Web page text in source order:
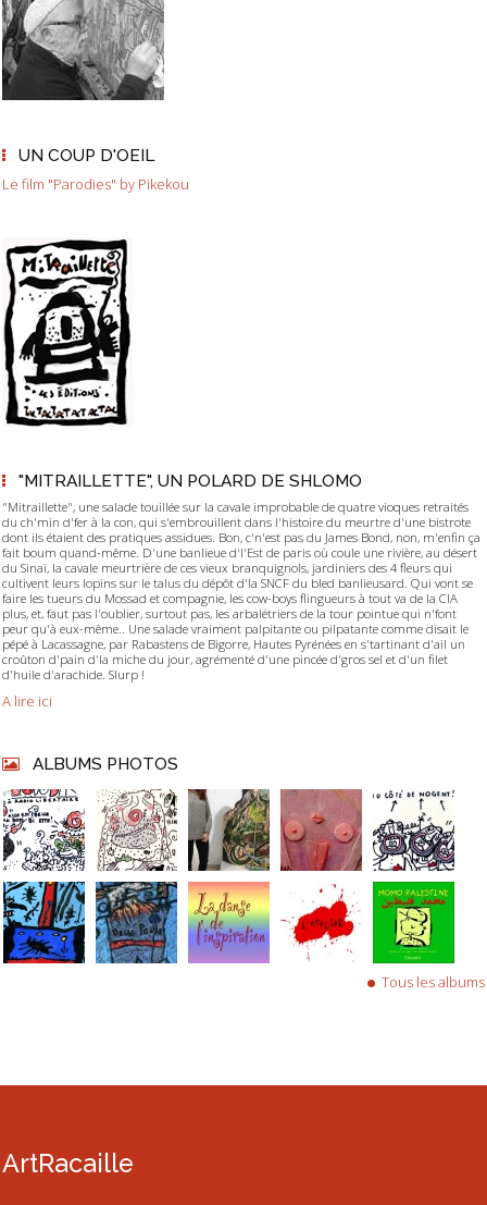
UN COUP D'OEIL
Le film "Parodies" by Pikekou
"MITRAILLETTE", UN POLARD DE SHLOMO
"Mitraillette", une salade touillée sur la cavale improbable de quatre vioques retraités
du ch'min d'fer à la con, qui s'embrouillent dans l'histoire du meurtre d'une bistrote
dont ils étaient des pratiques assidues. Bon, c'n'est pas du James Bond, non, m'enfin ça
fait boum quand-même. D'une banlieue d'l'Est de paris où coule une rivière, au désert
du Sinaï, la cavale meurtrière de ces vieux branquignols, jardiniers des 4 fleurs qui
cultivent leurs lopins sur le talus du dépôt d'la SNCF du bled banlieusard. Qui vont se
faire les tueurs du Mossad et compagnie, les cow-boys flingueurs à tout va de la CIA
plus, et, faut pas l'oublier, surtout pas, les arbalétriers de la tour pointue qui n'font
peur qu'à eux-même.. Une salade vraiment palpitante ou pilpatante comme disait le
pépé à Lacassagne, par Rabastens de Bigorre, Hautes Pyrénées en s'tartinant d'ail un
croûton d'pain d'la miche du jour, agrémenté d'une pincée d'gros sel et d'un filet
d'huile d'arachide. Slurp !
A lire ici
ALBUMS PHOTOS
Tous les albums
ArtRacaille